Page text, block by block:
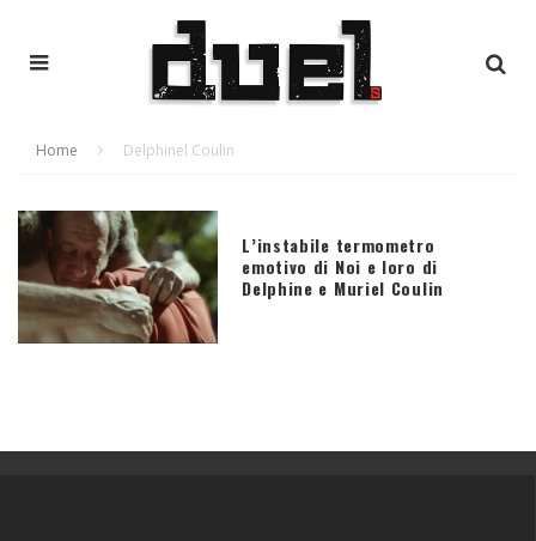
Home Delphinel Coulin
L’instabile termometro
emotivo di Noi e loro di
Delphine e Muriel Coulin